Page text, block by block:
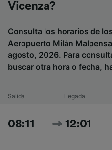
Vicenza?
Consulta los horarios de
Aeropuerto Milán
agosto, 2026. Para
buscar otra hora o fecha,
Salida Llegada
08:11 12:01